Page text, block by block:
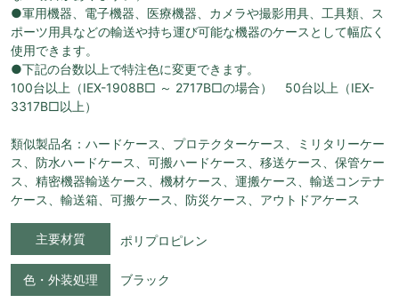
●軍用機器、電子機器、医療機器、カメラや撮影用具、工具類、ス
ポーツ用具などの輸送や持ち運び可能な機器のケースとして幅広く
使用できます。
●下記の台数以上で特注色に変更できます。
100台以上（IEX-1908B□ ～ 2717B□の場合） 50台以上（IEX-
3317B□以上）
類似製品名：ハードケース、プロテクターケース、ミリタリーケー
ス、防水ハードケース、可搬ハードケース、移送ケース、保管ケー
ス、精密機器輸送ケース、機材ケース、運搬ケース、輸送コンテナ
ケース、輸送箱、可搬ケース、防災ケース、アウトドアケース
主要材質 ポリプロピレン
色・外装処理 ブラック